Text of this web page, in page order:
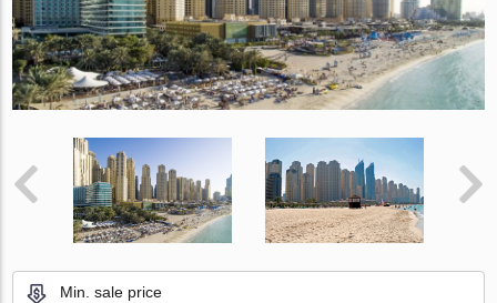
Min. sale price